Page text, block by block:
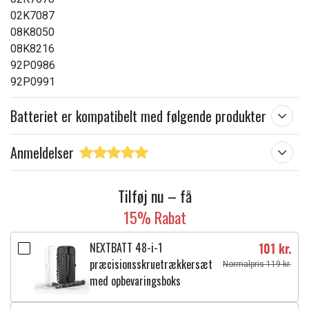
02K7087
08K8050
08K8216
92P0986
92P0991
Batteriet er kompatibelt med følgende produkter
Anmeldelser
Tilføj nu – få
15% Rabat
NEXTBATT 48-i-1
præcisionsskruetrækkersæt
med opbevaringsboks
101 kr.
Normalpris 119 kr.